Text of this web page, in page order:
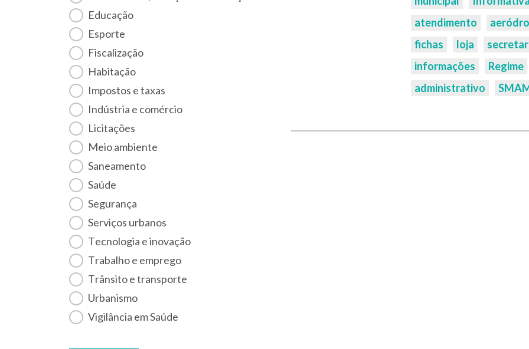
Educação
Esporte
Fiscalização
habitação
Impostos e taxas
Indústria e comércio
Licitações
Meio ambiente
Saneamento
Saúde
Segurança
Serviços urbanos
Tecnologia e inovação
Trabalho e emprego
Trânsito e transporte
Urbanismo
Vigilância em Saúde
atendimento
fichas
loja
informações
Regime
administrativo